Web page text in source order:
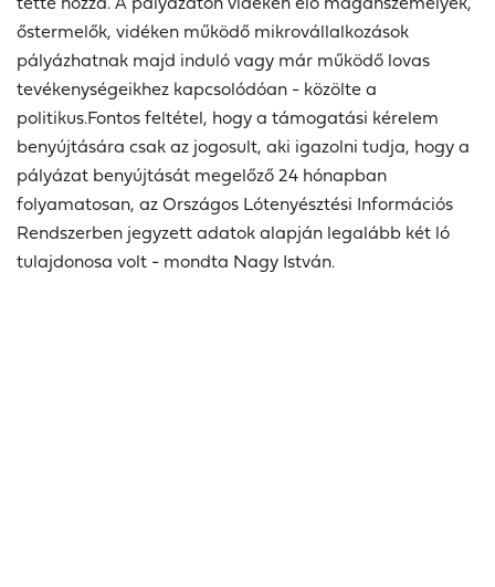
őstermelők, vidéken működő mikrovállalkozások
pályázhatnak majd induló vagy már működő lovas
tevékenységeikhez kapcsolódóan - közölte a
politikus.Fontos feltétel, hogy a támogatási kérelem
benyújtására csak az jogosult, aki igazolni tudja, hogy a
pályázat benyújtását megelőző 24 hónapban
folyamatosan, az Országos Lótenyésztési Információs
Rendszerben jegyzett adatok alapján legalább két ló
tulajdonosa volt - mondta Nagy István.